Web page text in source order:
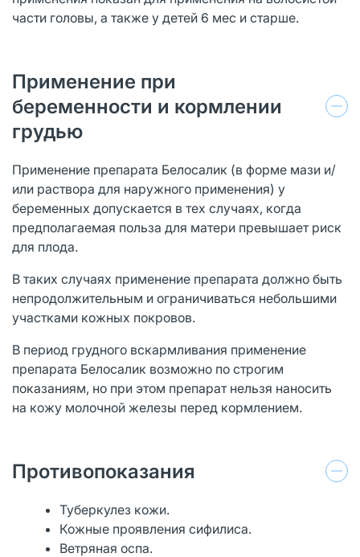
части головы, а также у детей 6 мес и старше.
Применение при
беременности и кормлении
грудью
Применение препарата Белосалик (в форме мази и/
или раствора для наружного применения) у
беременных допускается в тех случаях, когда
предполагаемая польза для матери превышает риск
для плода.
В таких случаях применение препарата должно быть
непродолжительным и ограничиваться небольшими
участками кожных покровов.
В период грудного вскармливания применение
препарата Белосалик возможно по строгим
показаниям, но при этом препарат нельзя наносить
на кожу молочной железы перед кормлением.
Противопоказания
Туберкулез кожи.
Кожные проявления сифилиса.
Ветряная оспа.